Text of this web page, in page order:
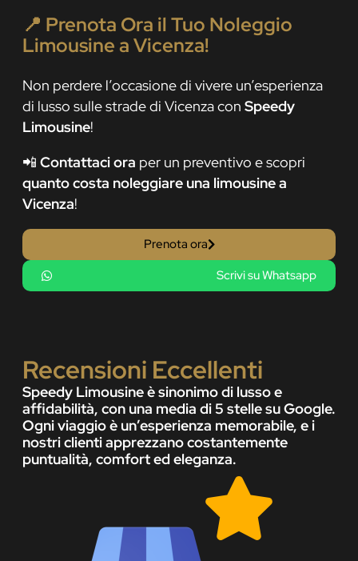
📍 Prenota Ora il Tuo Noleggio
Limousine a Vicenza!
Non perdere l’occasione di vivere un’esperienza
di lusso sulle strade di Vicenza con Speedy
Limousine!
📲 Contattaci ora per un preventivo e scopri
quanto costa noleggiare una limousine a
Vicenza!
Prenota ora
Scrivi su Whatsapp
Recensioni Eccellenti
Speedy Limousine è sinonimo di lusso e
affidabilità, con una media di 5 stelle su Google.
Ogni viaggio è un’esperienza memorabile, e i
nostri clienti apprezzano costantemente
puntualità, comfort ed eleganza.